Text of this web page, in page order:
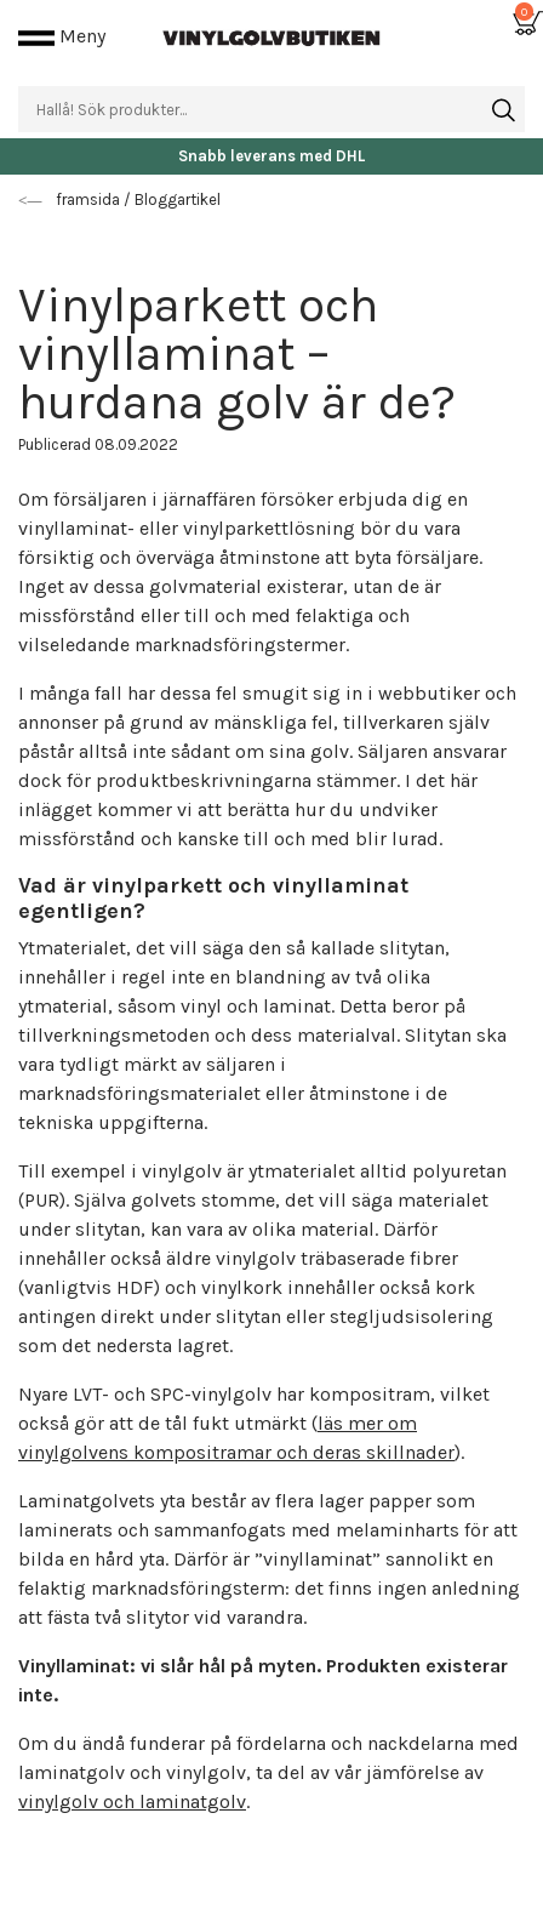
Meny
0
Fri frakt då beställningen är över 25.000 kr
framsida / Bloggartikel
Vinylparkett och
vinyllaminat –
hurdana golv är de?
Publicerad 08.09.2022
Om försäljaren i järnaffären försöker erbjuda dig en
vinyllaminat- eller vinylparkettlösning bör du vara
försiktig och överväga åtminstone att byta försäljare.
Inget av dessa golvmaterial existerar, utan de är
missförstånd eller till och med felaktiga och
vilseledande marknadsföringstermer.
I många fall har dessa fel smugit sig in i webbutiker och
annonser på grund av mänskliga fel, tillverkaren själv
påstår alltså inte sådant om sina golv. Säljaren ansvarar
dock för produktbeskrivningarna stämmer. I det här
inlägget kommer vi att berätta hur du undviker
missförstånd och kanske till och med blir lurad.
Vad är vinylparkett och vinyllaminat
egentligen?
Ytmaterialet, det vill säga den så kallade slitytan,
innehåller i regel inte en blandning av två olika
ytmaterial, såsom vinyl och laminat. Detta beror på
tillverkningsmetoden och dess materialval. Slitytan ska
vara tydligt märkt av säljaren i
marknadsföringsmaterialet eller åtminstone i de
tekniska uppgifterna.
Till exempel i vinylgolv är ytmaterialet alltid polyuretan
(PUR). Själva golvets stomme, det vill säga materialet
under slitytan, kan vara av olika material. Därför
innehåller också äldre vinylgolv träbaserade fibrer
(vanligtvis HDF) och vinylkork innehåller också kork
antingen direkt under slitytan eller stegljudsisolering
som det nedersta lagret.
Nyare LVT- och SPC-vinylgolv har kompositram, vilket
också gör att de tål fukt utmärkt (läs mer om
vinylgolvens kompositramar och deras skillnader).
Laminatgolvets yta består av flera lager papper som
laminerats och sammanfogats med melaminharts för att
bilda en hård yta. Därför är ”vinyllaminat” sannolikt en
felaktig marknadsföringsterm: det finns ingen anledning
att fästa två slitytor vid varandra.
Vinyllaminat: vi slår hål på myten. Produkten existerar
inte.
Om du ändå funderar på fördelarna och nackdelarna med
laminatgolv och vinylgolv, ta del av vår jämförelse av
vinylgolv och laminatgolv.